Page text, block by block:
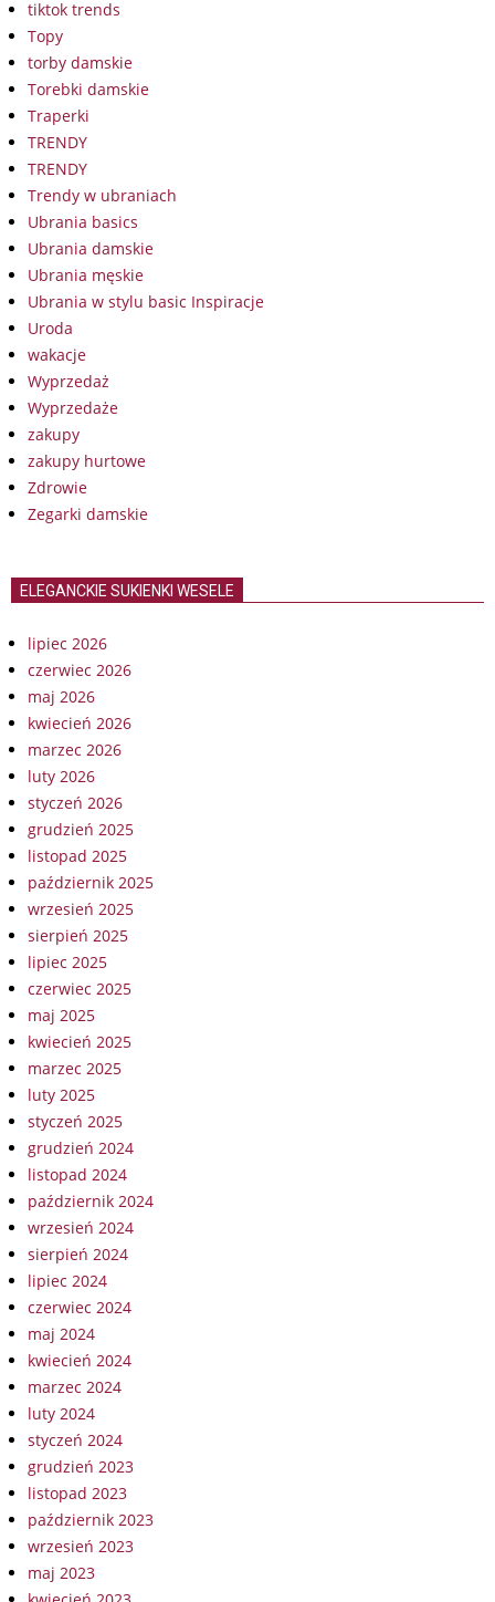
tiktok trends
Topy
torby damskie
Torebki damskie
Traperki
TRENDY
TRENDY
Trendy w ubraniach
Ubrania basics
Ubrania damskie
Ubrania męskie
Ubrania w stylu basic Inspiracje
Uroda
wakacje
Wyprzedaż
Wyprzedaże
zakupy
zakupy hurtowe
Zdrowie
Zegarki damskie
ELEGANCKIE SUKIENKI WESELE
lipiec 2026
czerwiec 2026
maj 2026
kwiecień 2026
marzec 2026
luty 2026
styczeń 2026
grudzień 2025
listopad 2025
październik 2025
wrzesień 2025
sierpień 2025
lipiec 2025
czerwiec 2025
maj 2025
kwiecień 2025
marzec 2025
luty 2025
styczeń 2025
grudzień 2024
listopad 2024
październik 2024
wrzesień 2024
sierpień 2024
lipiec 2024
czerwiec 2024
maj 2024
kwiecień 2024
marzec 2024
luty 2024
styczeń 2024
grudzień 2023
listopad 2023
październik 2023
wrzesień 2023
maj 2023